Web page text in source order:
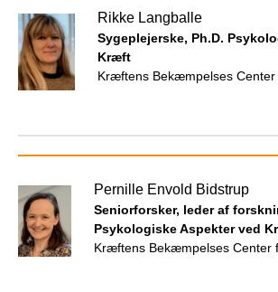
Rikke Langballe
Sygeplejerske, Ph.D.
Kræft
Kræftens Bekæmpelses
Pernille Envold Bidstrup
Seniorforsker, leder af
Psykologiske Aspekter ved
Kræftens Bekæmpelses Center